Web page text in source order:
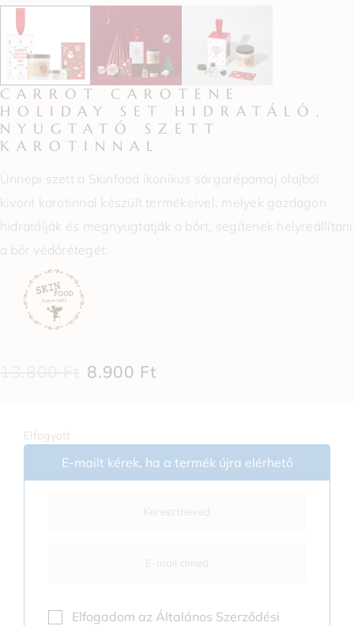
CARROT CAROTENE
HOLIDAY SET HIDRATÁLÓ,
NYUGTATÓ SZETT
KAROTINNAL
Ünnepi szett a Skinfood ikonikus sárgarépamaj olajból
kivont karotinnal készült termékeivel, melyek gazdagon
hidratálják és megnyugtatják a bőrt, segítenek helyreállítani
a bőr védőrétegét.
8.900 Ft
Elfogyott
E-mailt kérek, ha a termék újra elérhető
Elfogadom az Általános Szerződési